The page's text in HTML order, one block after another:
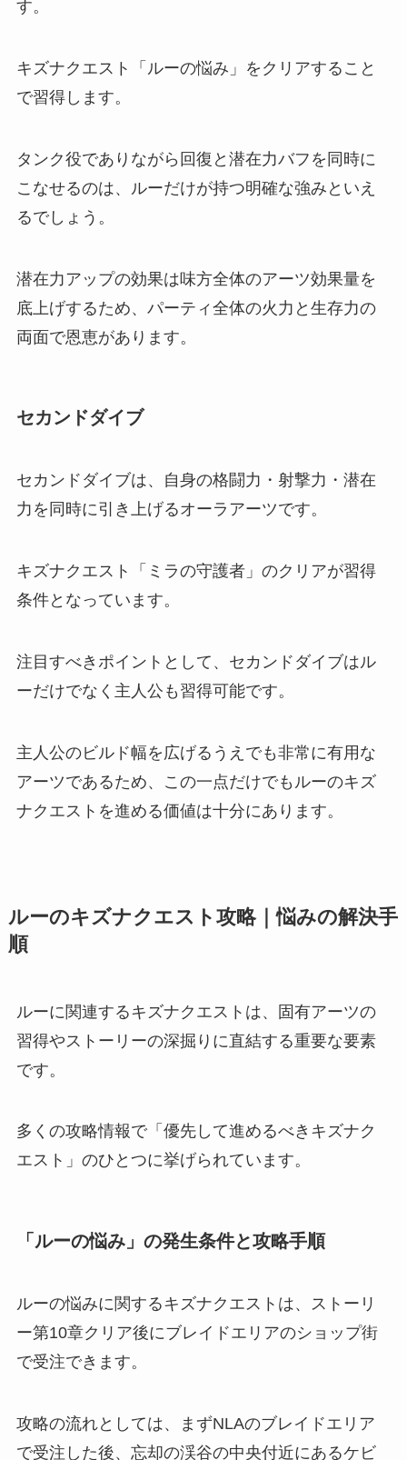
す。
キズナクエスト「ルーの悩み」をクリアすること
で習得します。
タンク役でありながら回復と潜在力バフを同時に
こなせるのは、ルーだけが持つ明確な強みといえ
るでしょう。
潜在力アップの効果は味方全体のアーツ効果量を
底上げするため、パーティ全体の火力と生存力の
両面で恩恵があります。
セカンドダイブ
セカンドダイブは、自身の格闘力・射撃力・潜在
力を同時に引き上げるオーラアーツです。
キズナクエスト「ミラの守護者」のクリアが習得
条件となっています。
注目すべきポイントとして、セカンドダイブはル
ーだけでなく主人公も習得可能です。
主人公のビルド幅を広げるうえでも非常に有用な
アーツであるため、この一点だけでもルーのキズ
ナクエストを進める価値は十分にあります。
ルーのキズナクエスト攻略｜悩みの解決手
順
ルーに関連するキズナクエストは、固有アーツの
習得やストーリーの深掘りに直結する重要な要素
です。
多くの攻略情報で「優先して進めるべきキズナク
エスト」のひとつに挙げられています。
「ルーの悩み」の発生条件と攻略手順
ルーの悩みに関するキズナクエストは、ストーリ
ー第10章クリア後にブレイドエリアのショップ街
で受注できます。
攻略の流れとしては、まずNLAのブレイドエリア
で受注した後、忘却の渓谷の中央付近にあるケビ